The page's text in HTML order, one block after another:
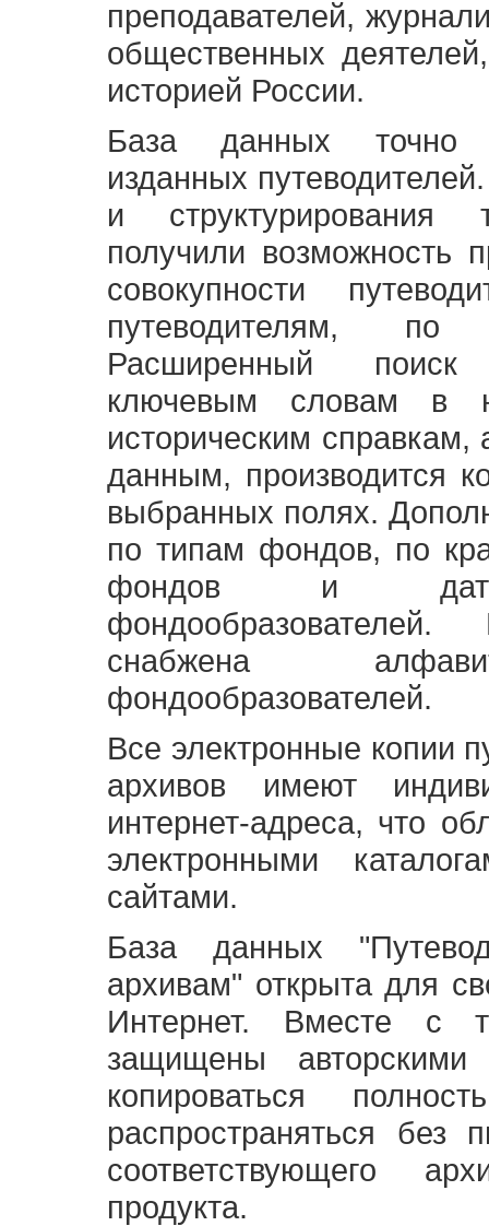
преподавателей,
общественных
историей России.
База данных точно
изданных
и структурирования
получили возможность
совокупности
путеводителям,
Расширенный
ключевым словам в
историческим
данным, производится
выбранных полях.
по типам фондов, по
фондов и
снабжена
фондообразователей.
Все электронные копии
архивов имеют
интернет-адреса, что
электронными
сайтами.
База данных
архивам" открыта для
Интернет. Вместе с
защищены
копироваться
распространяться без
соответствующего
продукта.